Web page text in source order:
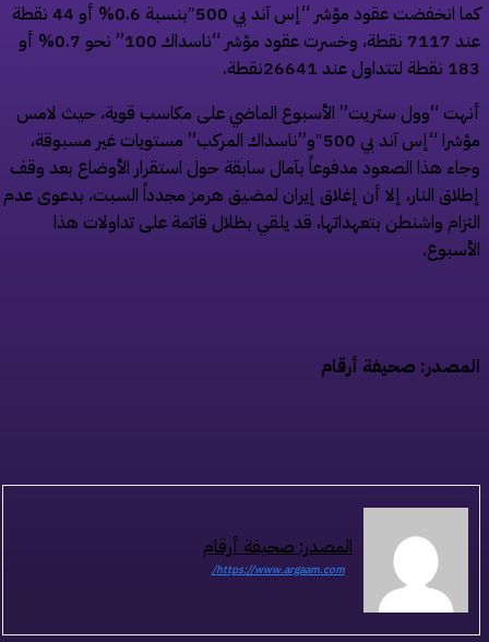
كما انخفضت عقود مؤشر “إس آند بي 500″بنسبة 0.6% أو 44 نقطة
عند 7117 نقطة، وخسرت عقود مؤشر “ناسداك 100” نحو 0.7% أو
عند 26641نقطة.
“وول ستريت” الأسبوع الماضي على مكاسب قوية، حيث لامس
مؤشرا “إس آند بي 500″و”ناسداك المركب” مستويات غير مسبوقة،
هذا الصعود مدفوعاً بآمال سابقة حول استقرار الأوضاع بعد وقف
النار، إلا أن إغلاق إيران لمضيق هرمز مجدداً السبت، بدعوى عدم
واشنطن بتعهداتها، قد يلقي بظلال قاتمة على تداولات هذا
صحيفة أرقام
المصدر: صحيفة أرقام
https://www.argaam.com/